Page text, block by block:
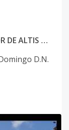
VENDO HERMOSA CASA EN LO MEJOR DE ALTIS DE ARROYO HONDO III.
D.N.